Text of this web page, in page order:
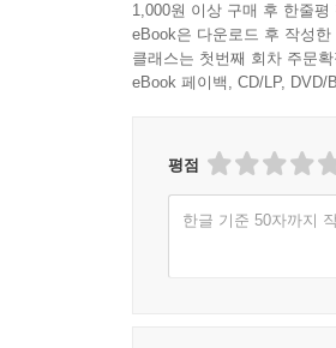
1,000원 이상 구매 후 한줄평
eBook은 다운로드 후 작성
클래스는 첫번째 회차 주문
eBook 페이백, CD/LP,
평점
한글 기준 50자까지